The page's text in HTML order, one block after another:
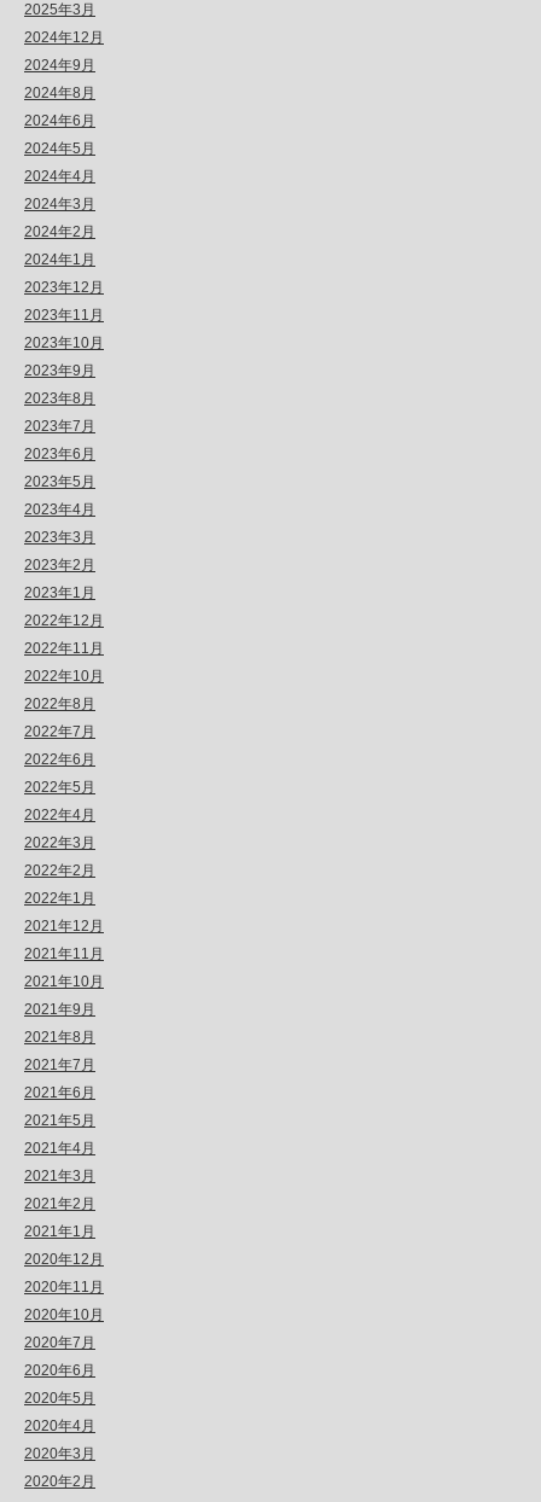
2025年3月
2024年12月
2024年9月
2024年8月
2024年6月
2024年5月
2024年4月
2024年3月
2024年2月
2024年1月
2023年12月
2023年11月
2023年10月
2023年9月
2023年8月
2023年7月
2023年6月
2023年5月
2023年4月
2023年3月
2023年2月
2023年1月
2022年12月
2022年11月
2022年10月
2022年8月
2022年7月
2022年6月
2022年5月
2022年4月
2022年3月
2022年2月
2022年1月
2021年12月
2021年11月
2021年10月
2021年9月
2021年8月
2021年7月
2021年6月
2021年5月
2021年4月
2021年3月
2021年2月
2021年1月
2020年12月
2020年11月
2020年10月
2020年7月
2020年6月
2020年5月
2020年4月
2020年3月
2020年2月